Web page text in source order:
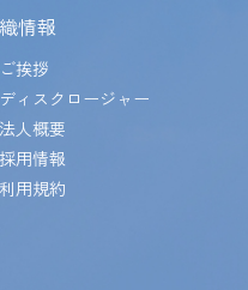
情報
ご挨拶
ディスクロージャー
法人概要
採用情報
利用規約